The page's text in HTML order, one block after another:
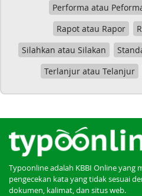
Performa atau
Rapot atau Rapor
Silahkan atau Silakan
Terlanjur atau Telanjur
Typoonline adalah KBBI Online yang
pengecekan kata yang tidak sesuai
dokumen, kalimat, dan situs web.